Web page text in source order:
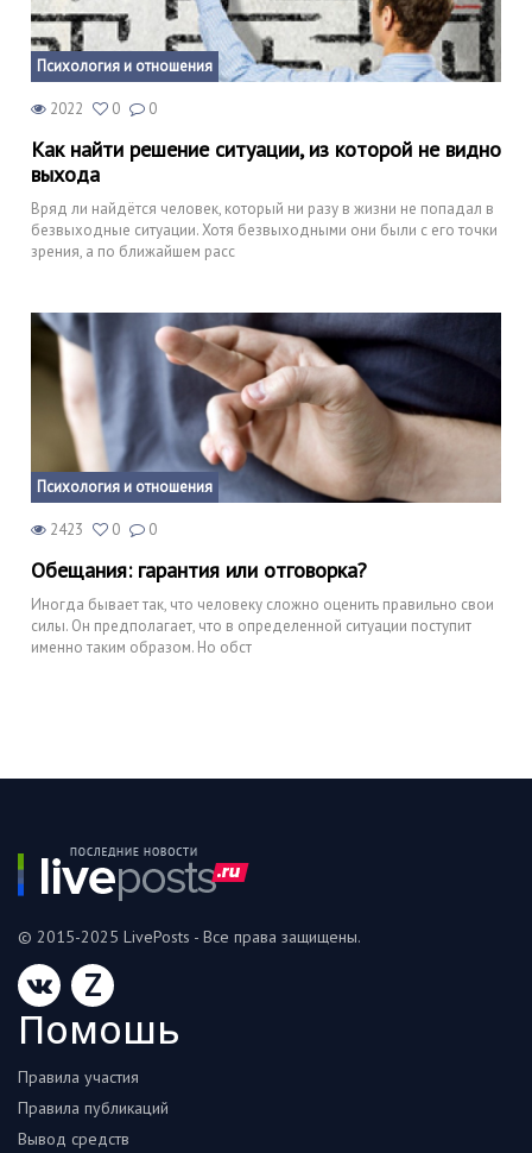
Психология и отношения
2022 0 0
Как найти решение ситуации, из которой не видно
выхода
Вряд ли найдётся человек, который ни разу в жизни не попадал в
безвыходные ситуации. Хотя безвыходными они были с его точки
зрения, а по ближайшем расс
Психология и отношения
2423 0 0
Обещания: гарантия или отговорка?
Иногда бывает так, что человеку сложно оценить правильно свои
силы. Он предполагает, что в определенной ситуации поступит
именно таким образом. Но обст
© 2015-2025 LivePosts - Все права защищены.
Z
Помошь
Правила участия
Правила публикаций
Вывод средств